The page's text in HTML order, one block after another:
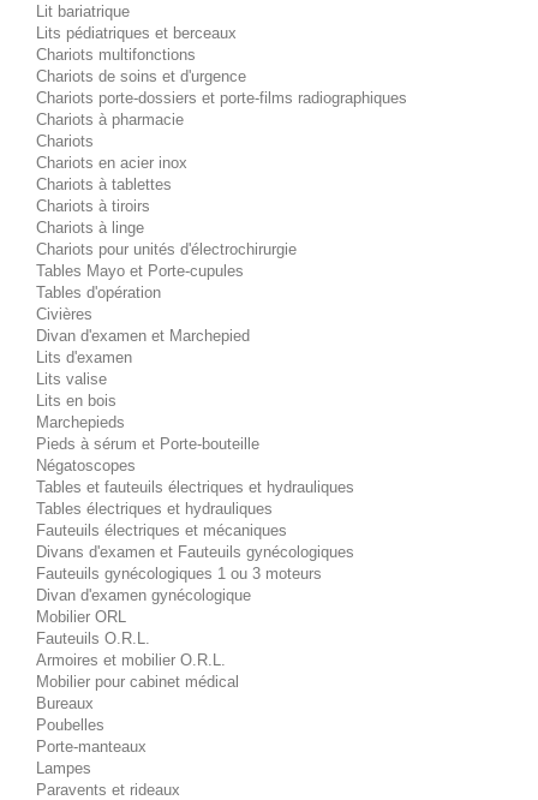
Lit bariatrique
Lits pédiatriques et berceaux
Chariots multifonctions
Chariots de soins et d'urgence
Chariots porte-dossiers et porte-films radiographiques
Chariots à pharmacie
Chariots
Chariots en acier inox
Chariots à tablettes
Chariots à tiroirs
Chariots à linge
Chariots pour unités d'électrochirurgie
Tables Mayo et Porte-cupules
Tables d'opération
Civières
Divan d'examen et Marchepied
Lits d'examen
Lits valise
Lits en bois
Marchepieds
Pieds à sérum et Porte-bouteille
Négatoscopes
Tables et fauteuils électriques et hydrauliques
Tables électriques et hydrauliques
Fauteuils électriques et mécaniques
Divans d'examen et Fauteuils gynécologiques
Fauteuils gynécologiques 1 ou 3 moteurs
Divan d'examen gynécologique
Mobilier ORL
Fauteuils O.R.L.
Armoires et mobilier O.R.L.
Mobilier pour cabinet médical
Bureaux
Poubelles
Porte-manteaux
Lampes
Paravents et rideaux